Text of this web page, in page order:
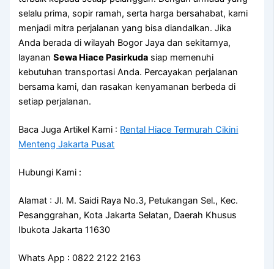
selalu prima, sopir ramah, serta harga bersahabat, kami
menjadi mitra perjalanan yang bisa diandalkan. Jika
Anda berada di wilayah Bogor Jaya dan sekitarnya,
layananSewa Hiace Pasirkuda siap memenuhi
kebutuhan transportasi Anda. Percayakan perjalanan
bersama kami, dan rasakan kenyamanan berbeda di
setiap perjalanan.
Baca Juga Artikel Kami : Rental Hiace Termurah Cikini
Menteng Jakarta Pusat
Hubungi Kami :
Alamat : Jl. M. Saidi Raya No.3, Petukangan Sel., Kec.
Pesanggrahan, Kota Jakarta Selatan, Daerah Khusus
Ibukota Jakarta 11630
Whats App : 0822 2122 2163